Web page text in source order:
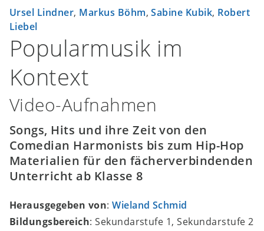
Ursel Lindner, Markus Böhm,Sabine Kubik, Robert
Liebel
Popularmusik im
Kontext
Video-Aufnahmen
Songs, Hits und ihre Zeit von den
Comedian Harmonists bis zum Hip-Hop
Materialien für den fächerverbindenden
Unterricht ab Klasse 8
Herausgegeben von:Wieland Schmid
Bildungsbereich: Sekundarstufe 1, Sekundarstufe 2